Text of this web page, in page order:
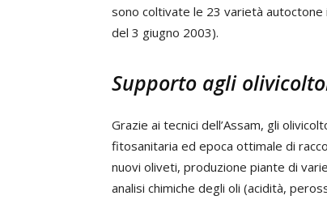
sono coltivate le 23 varietà autoctone
del 3 giugno 2003).
Supporto agli
Grazie ai tecnici dell’Assam, gli
fitosanitaria ed epoca ottimale di
nuovi oliveti, produzione piante di
analisi chimiche degli oli (acidità,